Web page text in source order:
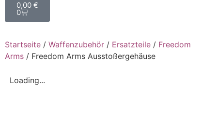
0,00 €
0
Startseite / Waffenzubehör / Ersatzteile / Freedom
Arms / Freedom Arms Ausstoßergehäuse
Loading...